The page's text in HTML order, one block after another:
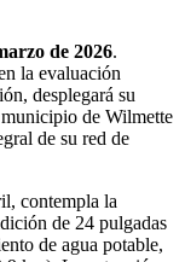
de 2026.
la evaluación
desplegará su
de Wilmette
de su red de
contempla la
de 24 pulgadas
de agua potable,